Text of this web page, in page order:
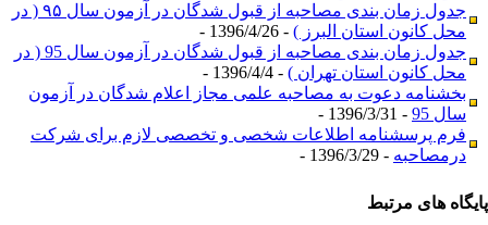
جدول زمان بندی مصاحبه از قبول شدگان در آزمون سال ۹۵ ( در
محل کانون استان البرز ) - 1396/4/26 -
جدول زمان بندی مصاحبه از قبول شدگان در آزمون سال 95 ( در
محل کانون استان تهران )- 1396/4/4 -
بخشنامه دعوت به مصاحبه علمی مجاز اعلام شدگان در آزمون
سال 95
- 1396/3/31 -
فرم پرسشنامه اطلاعات شخصی و تخصصی لازم برای شرکت
درمصاحبه- 1396/3/29 -
های مرتبط